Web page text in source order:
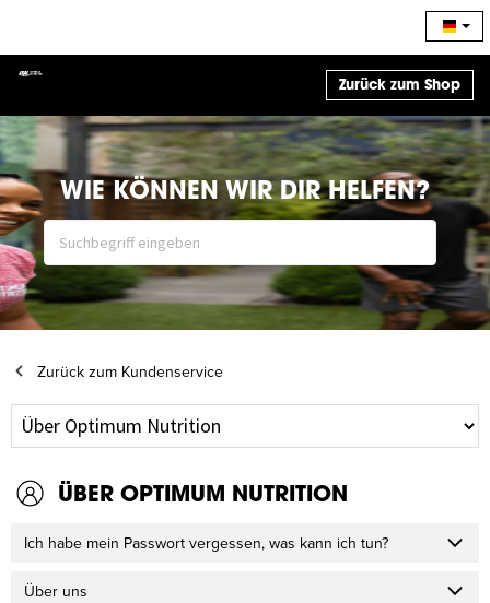
Zurück zum Shop
WIE KÖNNEN WIR DIR HELFEN?
Zurück zum Kundenservice
ÜBER OPTIMUM NUTRITION
Ich habe mein Passwort vergessen, was kann ich tun?
Über uns